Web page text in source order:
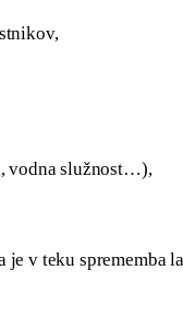
vodna služnost…),
je v teku sprememba